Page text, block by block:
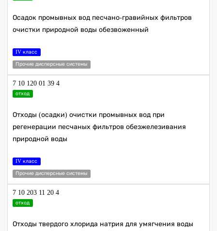
Осадок промывных вод песчано-гравийных фильтров
очистки природной воды обезвоженный
IV класс
Прочие дисперсные системы
7 10 120 01 39 4
отход
Отходы (осадки) очистки промывных вод при
регенерации песчаных фильтров обезжелезивания
природной воды
IV класс
Прочие дисперсные системы
7 10 203 11 20 4
отход
Отходы твердого хлорида натрия для умягчения воды